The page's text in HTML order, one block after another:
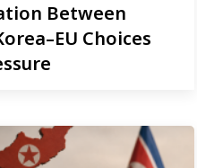
Between
Choices